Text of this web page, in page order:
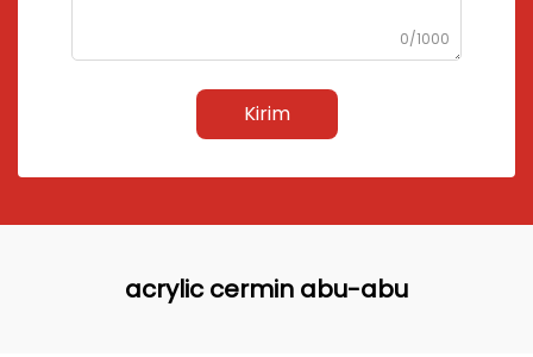
0/1000
Kirim
acrylic cermin abu-abu